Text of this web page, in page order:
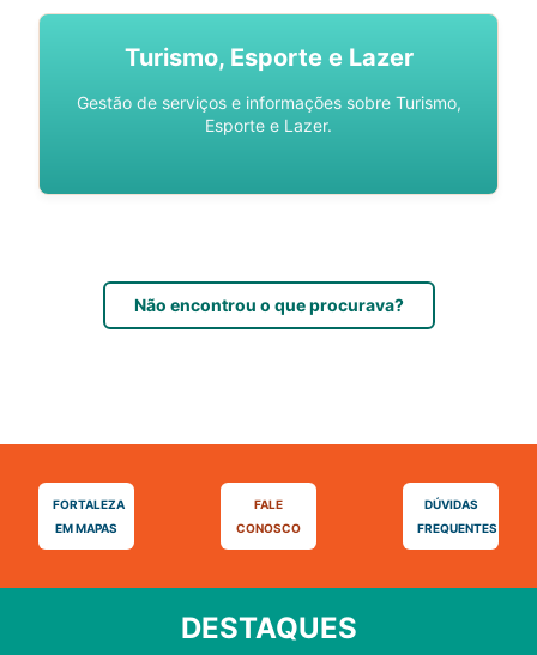
Turismo, Esporte e Lazer
Gestão de serviços e informações sobre Turismo,
Esporte e Lazer.
Não encontrou o que procurava?
FORTALEZA
EM MAPAS
FALE
CONOSCO
DÚVIDAS
FREQUENTES
DESTAQUES